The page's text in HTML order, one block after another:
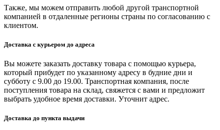
Также, мы можем отправить любой другой транспортной
компанией в отдаленные регионы страны по согласованию с
клиентом.
Доставка с курьером до адреса
Вы можете заказать доставку товара с помощью курьера,
который прибудет по указанному адресу в будние дни и
субботу с 9.00 до 19.00. Транспортная компания, после
поступления товара на склад, свяжется с вами и предложит
выбрать удобное время доставки. Уточнит адрес.
Доставка до пункта выдачи